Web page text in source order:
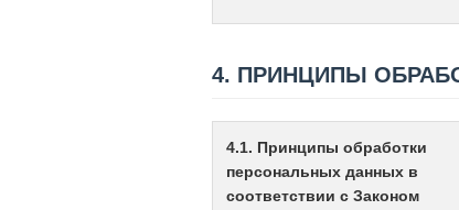
4. ПРИНЦИПЫ
4.1. Принципы обработки
персональных данных в
соответствии с Законом